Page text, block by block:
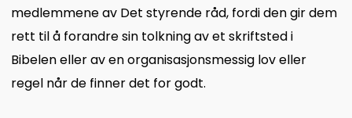
medlemmene av Det styrende råd, fordi den gir dem
rett til å forandre sin tolkning av et skriftsted i
Bibelen eller av en organisasjonsmessig lov eller
regel når de finner det for godt.